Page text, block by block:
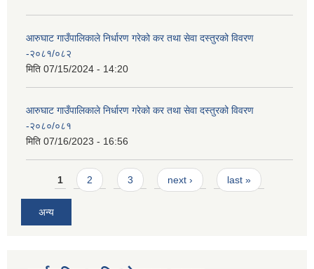
आरुघाट गाउँपालिकाले निर्धारण गरेको कर तथा सेवा दस्तुरको विवरण
-२०८१/०८२
मिति 07/15/2024 - 14:20
आरुघाट गाउँपालिकाले निर्धारण गरेको कर तथा सेवा दस्तुरको विवरण
-२०८०/०८१
मिति 07/16/2023 - 16:56
Pages
1 2 3 next › last »
अन्य